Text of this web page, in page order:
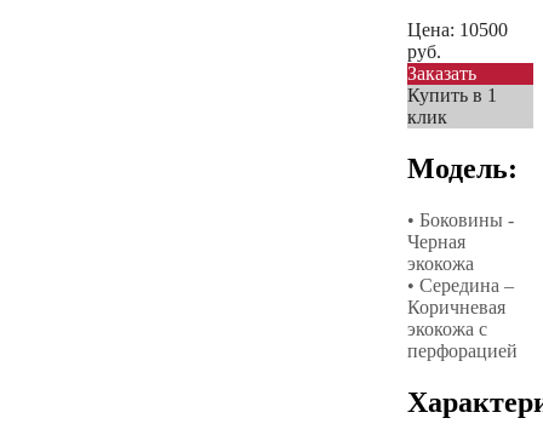
Цена: 10500
руб.
Заказать
Купить в 1
клик
Модель:
• Боковины -
Черная
экокожа
• Середина –
Коричневая
экокожа с
перфорацией